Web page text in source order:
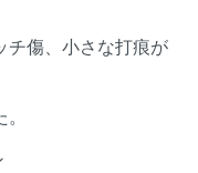
チ傷、小さな打痕が